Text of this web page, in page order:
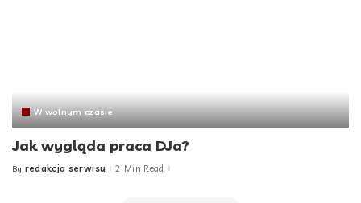
W wolnym czasie
Jak wygląda praca DJa?
Posted
By redakcja serwisu 2 Min Read